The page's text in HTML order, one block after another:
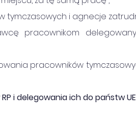
tymczasowych i agnecje
pracownikom
pracowników
i delegowania ich do państw